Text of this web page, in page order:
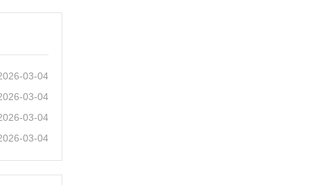
03-04
03-04
03-04
03-04